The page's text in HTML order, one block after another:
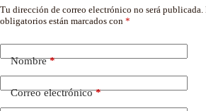
Tu dirección de correo electrónico no será publicada.
obligatorios están marcados con *
Nombre*
Correo electrónico*